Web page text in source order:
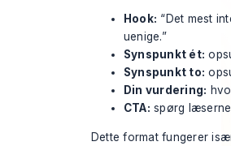
Hook: “Det mest
uenige.”
Synspunkt ét:
Synspunkt to:
Din vurdering:
CTA: spørg
Dette format fungerer